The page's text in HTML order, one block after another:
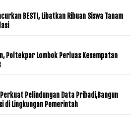
BESTI, Libatkan Ribuan Siswa Tanam
Poltekpar Lombok Perluas Kesempatan
Pelindungan Data Pribadi,Bangun
di Lingkungan Pemerintah